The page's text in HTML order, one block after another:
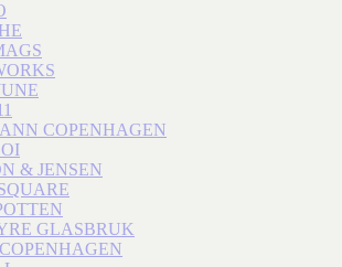
COPENHAGEN
& JENSEN
GLASBRUK